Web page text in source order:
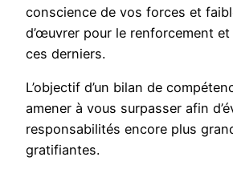
conscience de vos forces et
d’œuvrer pour le renforcement et
ces derniers.
L’objectif d’un bilan de
amener à vous surpasser afin
responsabilités encore plus
gratifiantes.